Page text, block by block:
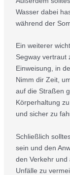
Wasser dabei
während der
Ein weiterer
Segway vertraut
Einweisung, in
Nimm dir Zeit,
auf die Straßen
Körperhaltung
und sicher zu
Schließlich
sein und den
den Verkehr und
Unfälle zu